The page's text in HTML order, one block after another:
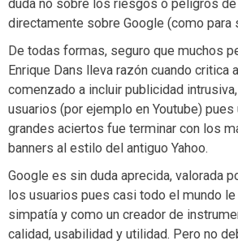
duda no sobre los riesgos o peligros
directamente sobre Google (como para
De todas formas, seguro que muchos
Enrique Dans lleva razón cuando critica
comenzado a incluir publicidad
usuarios (por ejemplo en Youtube) pues
grandes aciertos fue terminar con los
banners al estilo del antiguo Yahoo.
Google es sin duda aprecida, valorada
los usuarios pues casi todo el mundo le
simpatía y como un creador de
calidad, usabilidad y utilidad. Pero no